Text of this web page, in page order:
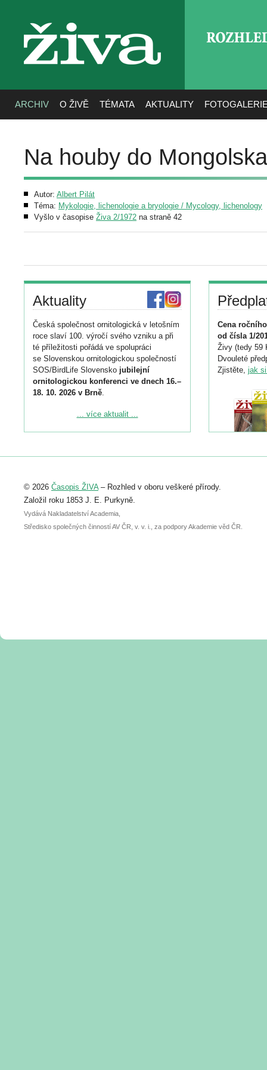
živa
ARCHIV O ŽIVĚ TÉMATA AKTUALITY
Na houby do Mongolska
Autor: Albert Pilát
Téma: Mykologie, lichenologie a bryologie / Mycology, lichenology
Vyšlo v časopise Živa 2/1972 na straně 42
Aktuality
Česká společnost ornitologická v letošním
roce slaví 100. výročí svého vzniku a při
té příležitosti pořádá ve spolupráci
se Slovenskou ornitologickou společností
SOS/BirdLife Slovensko jubilejní
ornitologickou konferenci ve dnech 16.–
18. 10. 2026 v Brně.
Podrobnější informace ke konferenci
Registrovat se můžete do 6. září.
abstraktu přihlášené přednášky nebo
posteru je už 30. června.
... více aktualit ...
Cena
od čísla 1/
Živy (tedy 59
Dvouleté
Zjistěte, jak
© 2026 Časopis ŽIVA– Rozhled v oboru veškeré přírody.
Založil roku 1853 J. E. Purkyně.
Vydává Nakladatelství Academia,
Středisko společných činností AV ČR, v. v. i., za podpory Akademie věd ČR.